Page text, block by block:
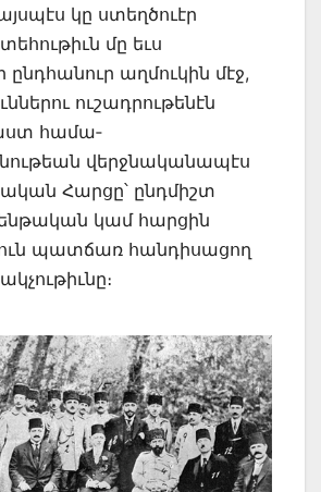
կը ստեղծուէր
մը եւս
աղմուկին մէջ,
ուշադրութենէն
համա­
վերջնականապէս
Հարցը՝ ընդմիշտ
ենթական կամ հարցին
պատճառ հանդիսացող